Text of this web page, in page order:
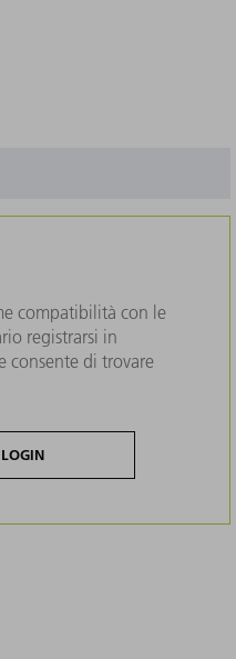
compatibilità con le
registrarsi in
consente di trovare